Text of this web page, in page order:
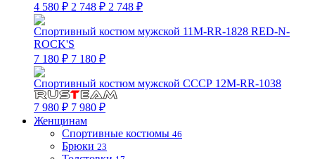
4 580 ₽ 2 748 ₽ 2 748 ₽
Спортивный костюм мужской 11M-RR-1828 RED-N-
ROCK'S
7 180 ₽ 7 180 ₽
Спортивный костюм мужской СССР 12M-RR-1038
7 980 ₽ 7 980 ₽
Женщинам
Спортивные костюмы 46
Брюки 23